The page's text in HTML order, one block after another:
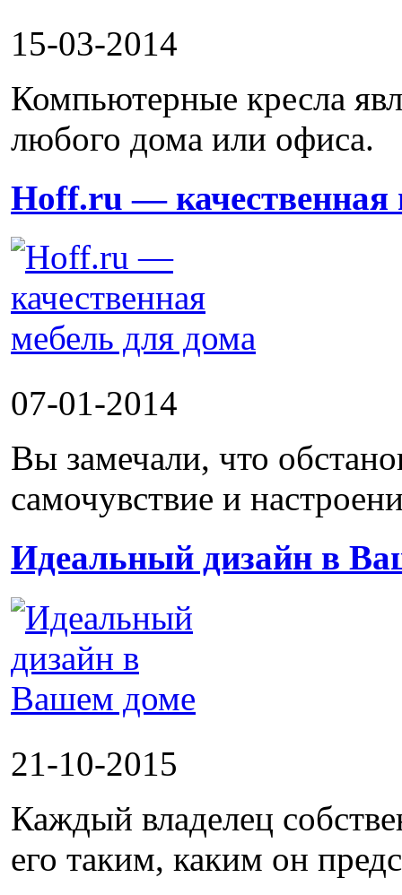
15-03-2014
Компьютерные кресла
любого дома или офиса.
Hoff.ru — качественная
07-01-2014
Вы замечали, что
самочувствие и
Идеальный дизайн в
21-10-2015
Каждый владелец
его таким, каким он